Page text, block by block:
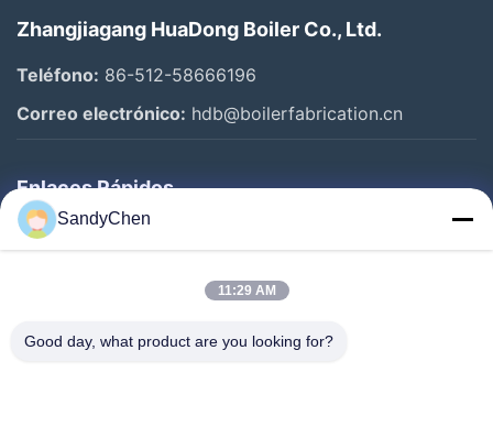
Zhangjiagang HuaDong Boiler Co., Ltd.
Teléfono: 86-512-58666196
Correo electrónico: hdb@boilerfabrication.cn
Enlaces Rápidos
Hogar
Sobre Nosotros
SandyChen
11:29 AM
Good day, what product are you looking for?